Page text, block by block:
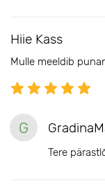
Hiie Kass
Mulle meeldib
G
Tere